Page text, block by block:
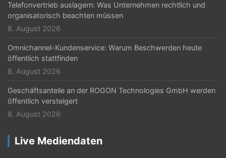
Telefonvertrieb auslagern: Was Unternehmen rechtlich und
organisatorisch beachten müssen
8. August 2026
Omnichannel-Kundenservice: Warum Beschwerden heute
öffentlich stattfinden
8. August 2026
Geschäftsanteile an der ROGON Technologies GmbH werden
öffentlich versteigert
8. August 2026
Live Mediendaten